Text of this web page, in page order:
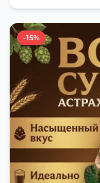
-15%